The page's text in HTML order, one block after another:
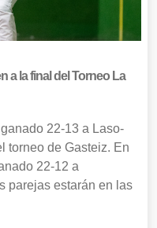
a la final del Torneo La
22-13 a Laso-
torneo de Gasteiz. En
22-12 a
parejas estarán en las